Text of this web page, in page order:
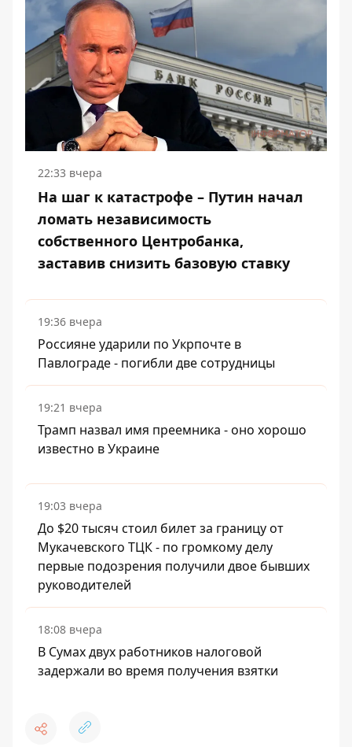
22:33 вчера
На шаг к катастрофе – Путин начал
ломать независимость
собственного Центробанка,
заставив снизить базовую ставку
19:36 вчера
Россияне ударили по Укрпочте в
Павлограде - погибли две сотрудницы
19:21 вчера
Трамп назвал имя преемника - оно хорошо
известно в Украине
19:03 вчера
До $20 тысяч стоил билет за границу от
Мукачевского ТЦК - по громкому делу
первые подозрения получили двое бывших
руководителей
18:08 вчера
В Сумах двух работников налоговой
задержали во время получения взятки